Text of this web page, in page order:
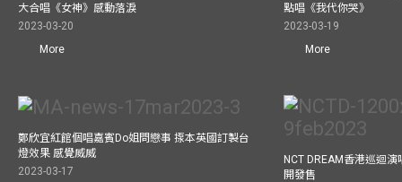
大合唱《女神》感動落淚
2023-03-20
More
點唱《我代你哭》
2023-03-19
More
鄭欣宜紅館個唱嘉賓Do姐問戀事 揼本英國訂製台
燈效果 感覺威威
2023-03-17
NCT DREAM香港巡迴
開發售